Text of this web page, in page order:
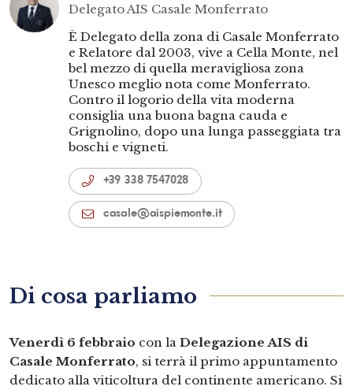
Delegato AIS Casale Monferrato
È Delegato della zona di Casale Monferrato
e Relatore dal 2003, vive a Cella Monte, nel
bel mezzo di quella meravigliosa zona
Unesco meglio nota come Monferrato.
Contro il logorio della vita moderna
consiglia una buona bagna cauda e
Grignolino, dopo una lunga passeggiata tra
boschi e vigneti.
+39 338 7547028
casale@aispiemonte.it
Di cosa parliamo
Venerdì 6 febbraio con la Delegazione AIS di
Casale Monferrato, si terrà il primo appuntamento
dedicato alla viticoltura del continente americano. Si